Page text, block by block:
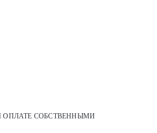
ОПЛАТЕ СОБСТВЕННЫМИ